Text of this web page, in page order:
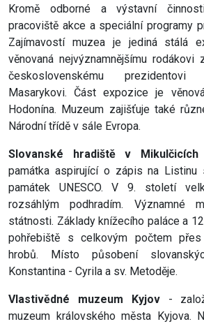
Kromě odborné a výstavní
pracoviště akce a speciální programy
Zajímavostí muzea je jediná stálá
věnovaná nejvýznamnějšímu rodákovi
československému prezidentovi
Masarykovi. Část expozice je
Hodonína. Muzeum zajišťuje také
Národní třídě v sále Evropa.
Slovanské hradiště v Mikulčicích
památka aspirující o zápis na Listinu
památek UNESCO. V 9. století
rozsáhlým podhradím. Významné
státnosti. Základy knížecího paláce a
pohřebiště s celkovým počtem
hrobů. Místo působení
Konstantina - Cyrila a sv. Metoděje.
Vlastivědné muzeum Kyjov-
muzeum královského města Kyjova.